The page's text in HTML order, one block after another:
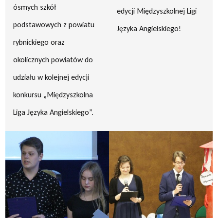
ósmych szkół
podstawowych z powiatu
rybnickiego oraz
okolicznych powiatów do
udziału w kolejnej edycji
konkursu „Międzyszkolna
Liga Języka Angielskiego”.
edycji Międzyszkolnej Ligi
Języka Angielskiego!